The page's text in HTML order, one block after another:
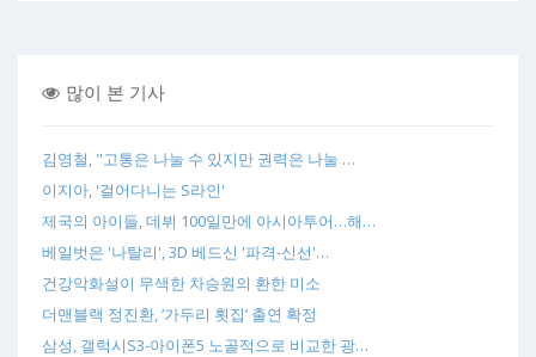
많이 본 기사
김영철, "고통은 나눌 수 있지만 권력은 나눌 …
이지아, '걸어다니는 S라인'
제국의 아이들, 데뷔 100일만에 아시아투어…해…
베일벗은 '나탈리', 3D 베드신 '파격-신선'…
건강악화설이 무색한 차승원의 환한 미소
더맨블랙 정진환, ‘가두리 횟집’ 출연 확정
삼성, 갤럭시S3-아이폰5 노골적으로 비교한 광…